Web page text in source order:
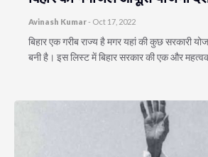
Avinash Kumar- Oct 17, 2022
बिहार एक गरीब राज्य है मगर यहां की कुछ सरकारी
बनी है। इस लिस्ट में बिहार सरकार की एक और